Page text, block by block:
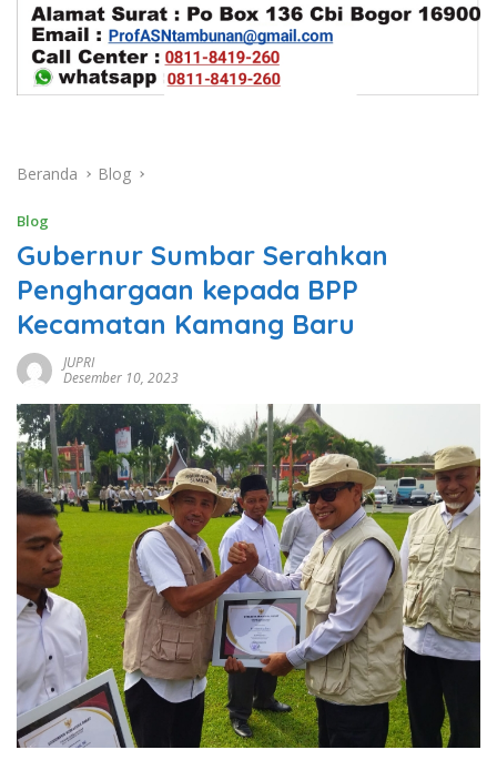
Beranda Blog
Blog
Gubernur Sumbar Serahkan
Penghargaan kepada BPP
Kecamatan Kamang Baru
JUPRI
Desember 10, 2023